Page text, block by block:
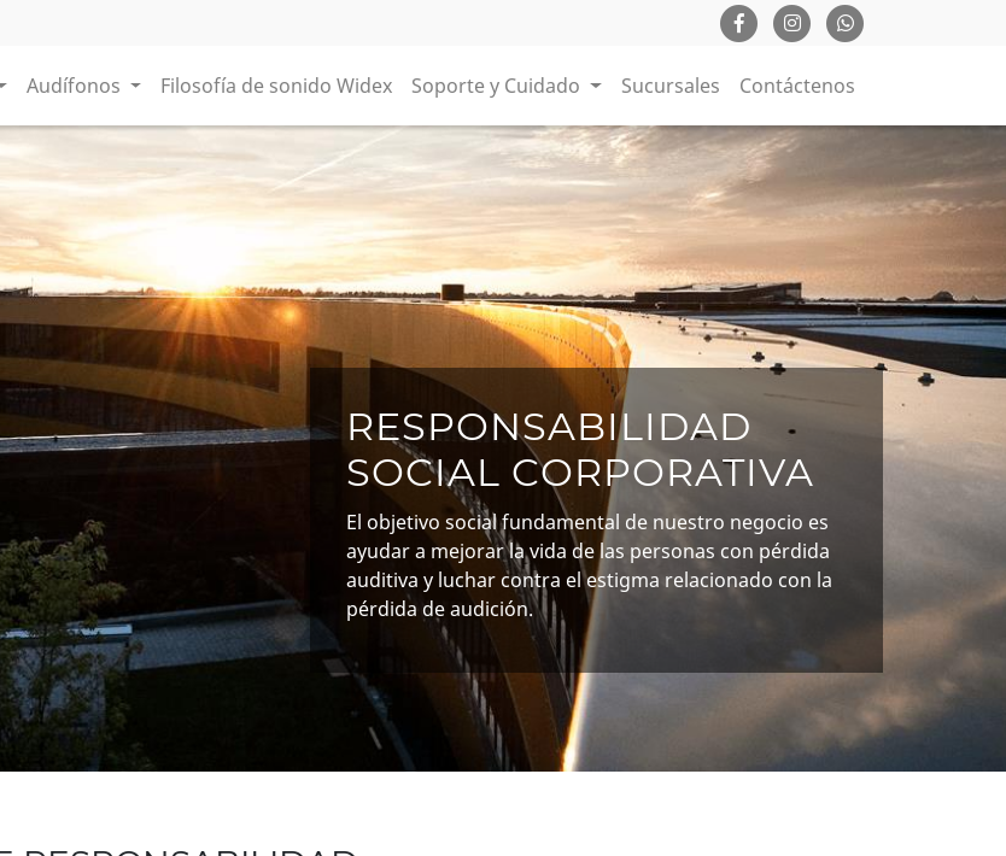
Audífonos Filosofía de sonido Widex Soporte y Cuidado Sucursales Contáctenos
RESPONSABILIDAD
SOCIAL CORPORATIVA
El objetivo social fundamental de nuestro negocio es
ayudar a mejorar la vida de las personas con pérdida
auditiva y luchar contra el estigma relacionado con la
pérdida de audición.